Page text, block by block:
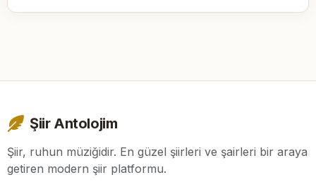
Şiir Antolojim
Şiir, ruhun müziğidir. En güzel şiirleri ve şairleri bir araya
getiren modern şiir platformu.